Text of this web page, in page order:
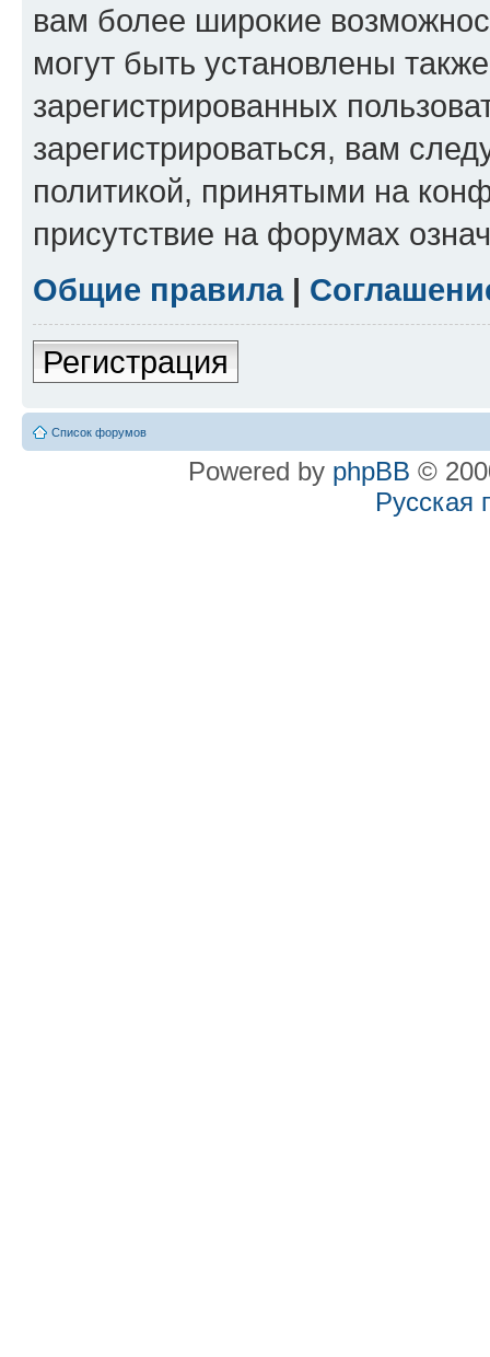
вам более широкие
могут быть установлены
зарегистрированных
зарегистрироваться, вам
политикой, принятыми на
присутствие на форумах
Общие правила|
Регистрация
Список форумов
Powered by phpBB ©
Русская